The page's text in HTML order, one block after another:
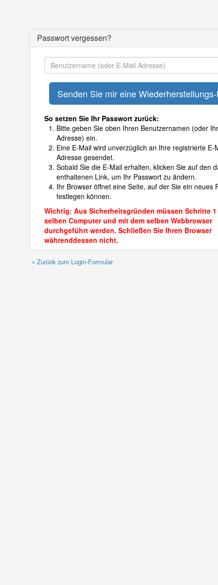
Passwort vergessen?
So setzen Sie Ihr Passwort zurück:
Bitte geben Sie oben Ihren Benutzernamen (oder
Adresse) ein.
Eine E-Mail wird unverzüglich an Ihre registrierte E-
Adresse gesendet.
Sobald Sie die E-Mail erhalten, klicken Sie auf den
enthaltenen Link, um Ihr Passwort zu ändern.
Ihr Browser öffnet eine Seite, auf der Sie ein neues
festlegen können.
Wichtig: Aus Sicherheitsgründen müssen Schritte 1
selben Computer und mit dem selben Webbrowser
durchgeführt werden. Schließen Sie Ihren Browser
währenddessen nicht.
« Zurück zum Login-Formular